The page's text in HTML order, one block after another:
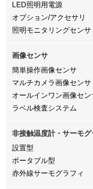
LED照明用電源
オプション/アクセサリ
照明モニタリングセンサ
画像センサ
簡単操作画像センサ
マルチカメラ画像センサ
オールインワン画像セン
ラベル検査システム
非接触温度計・サーモグ
設置型
ポータブル型
赤外線サーモグラフィ